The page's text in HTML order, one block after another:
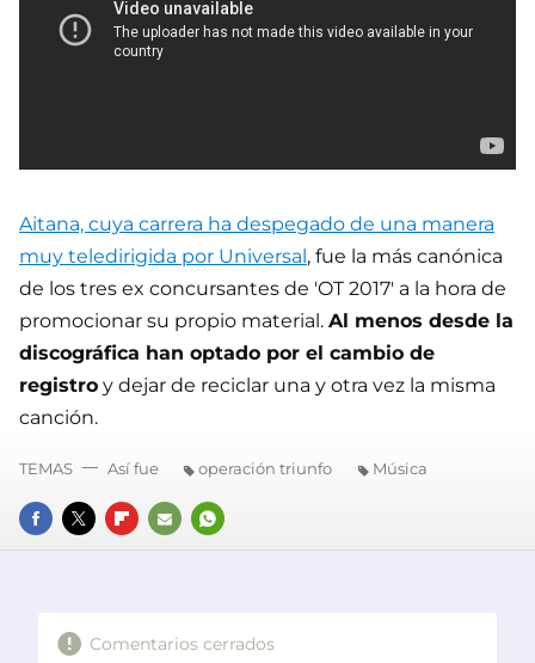
Aitana, cuya carrera ha despegado de una manera
muy teledirigida por Universal , fue la más canónica
de los tres ex concursantes de 'OT 2017' a la hora de
promocionar su propio material. Al menos desde la
discográfica han optado por el cambio de
registro y dejar de reciclar una y otra vez la misma
canción.
FACEBOOK
TWITTERFLIPBOARD
E-
WHATSAPP
TEMAS Así fue operación triunfo Música
Comentarios cerrados